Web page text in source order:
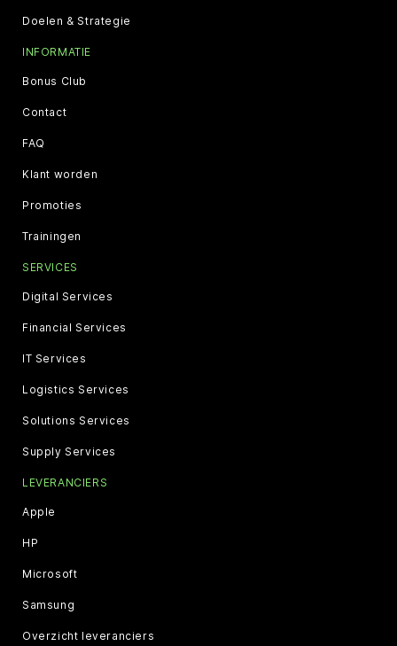
Doelen & Strategie
INFORMATIE
Bonus Club
Contact
FAQ
Klant worden
Promoties
Trainingen
SERVICES
Digital Services
Financial Services
IT Services
Logistics Services
Solutions Services
Supply Services
LEVERANCIERS
Apple
HP
Microsoft
Samsung
Overzicht leveranciers